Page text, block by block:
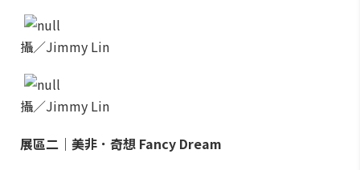
攝／Jimmy Lin
攝／Jimmy Lin
展區二｜美非．奇想 Fancy Dream